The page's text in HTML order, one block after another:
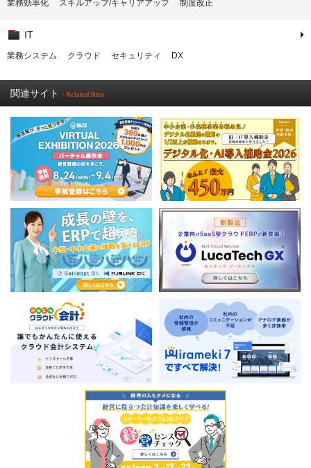
業務効率化 スキルアップ/キャリアアップ 制度改正
IT
業務システム クラウド セキュリティ DX
関連サイト - Related Sites -